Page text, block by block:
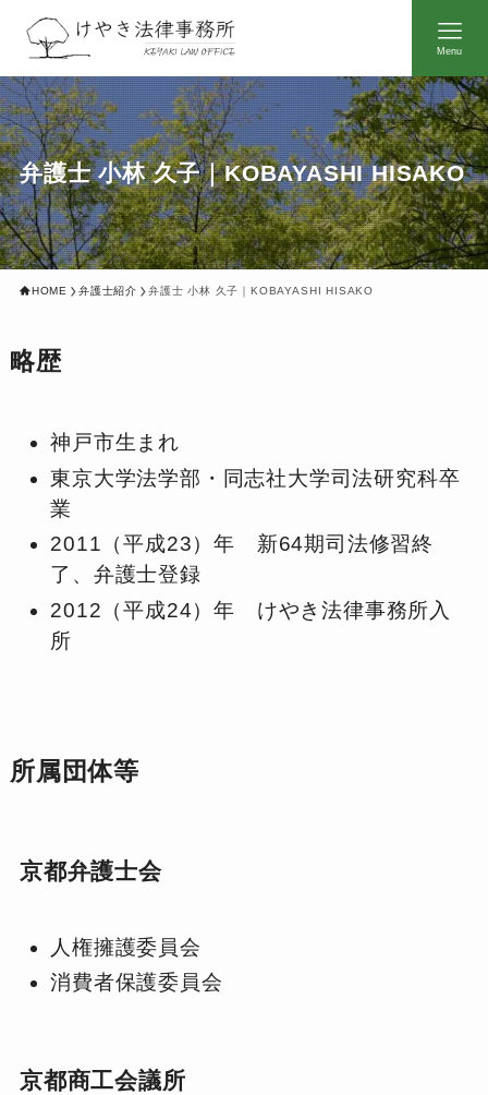
Menu
弁護士 小林 久子｜KOBAYASHI HISAKO
HOME 弁護士紹介 弁護士 小林 久子｜KOBAYASHI HISAKO
略歴
神戸市生まれ
東京大学法学部・同志社大学司法研究科卒
業
2011（平成23）年 新64期司法修習終
了、弁護士登録
2012（平成24）年 けやき法律事務所入
所
所属団体等
京都弁護士会
人権擁護委員会
消費者保護委員会
京都商工会議所